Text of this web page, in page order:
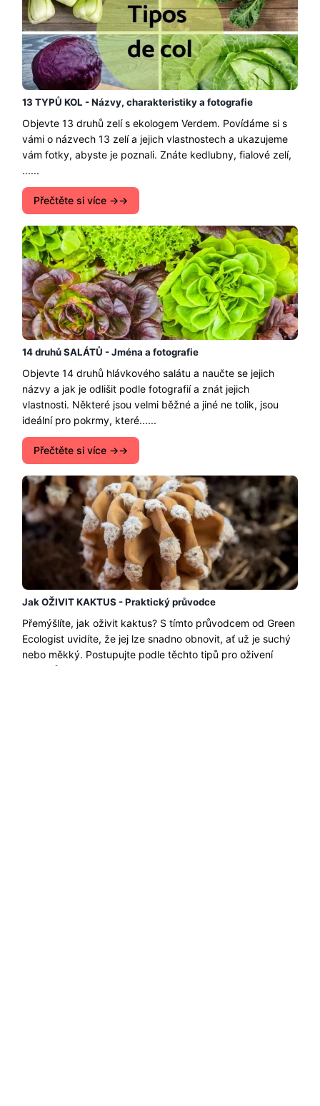
13 TYPŮ KOL - Názvy, charakteristiky a fotografie
Objevte 13 druhů zelí s ekologem Verdem. Povídáme si s
vámi o názvech 13 zelí a jejich vlastnostech a ukazujeme
vám fotky, abyste je poznali. Znáte kedlubny, fialové zelí,
......
Přečtěte si více →
14 druhů SALÁTŮ - Jména a fotografie
Objevte 14 druhů hlávkového salátu a naučte se jejich
názvy a jak je odlišit podle fotografií a znát jejich
vlastnosti. Některé jsou velmi běžné a jiné ne tolik, jsou
ideální pro pokrmy, které......
Přečtěte si více →
Jak OŽIVIT KAKTUS - Praktický průvodce
Přemýšlíte, jak oživit kaktus? S tímto průvodcem od Green
Ecologist uvidíte, že jej lze snadno obnovit, ať už je suchý
nebo měkký. Postupujte podle těchto tipů pro oživení
kaktusů a......